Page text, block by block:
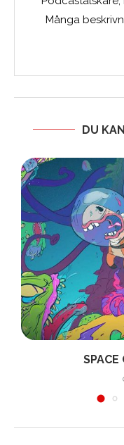
Många
DU
SPACE